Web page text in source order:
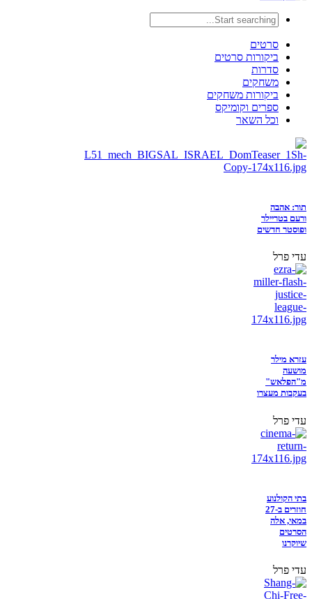
סרטים
ביקורות סרטים
סדרות
משחקים
ביקורות משחקים
ספרים וקומיקס
וכל השאר
תור: אהבה
ורעם בטריילר
ופוסטר חדשים
עדי פרל
עזרא מילר
מושעה
מ"הפלאש"
בעקבות מעצרו
עדי פרל
בתי הקולנוע
חוזרים ב-27
במאי, אלה
הסרטים
שיוקרנו
עדי פרל